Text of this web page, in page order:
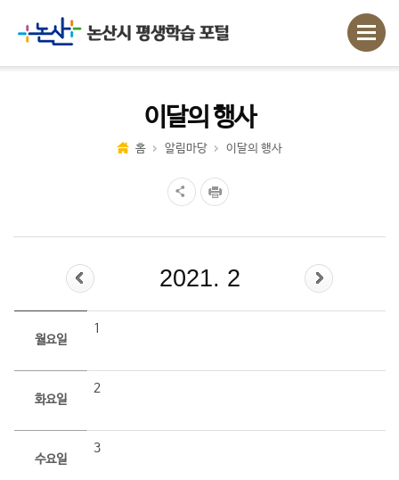
이달의 행사
홈 알림마당 이달의 행사
2021. 2
월요일
1
화요일
2
수요일
3